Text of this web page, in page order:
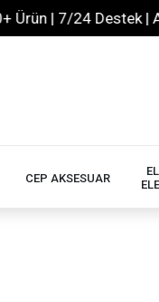
| 7/24 Destek | Aynı
CEP AKSESUAR